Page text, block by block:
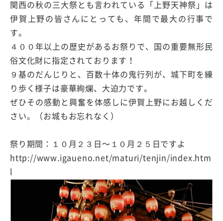
関西の秋の三大祭とも言われている「上野天神祭」は
伊賀上野の皆さんにとっても、年間で最大の行事で
す。
４００年以上の歴史があるお祭りで、国の重要無形民
俗文化財に指定されております！
９基のだんじりと、百数十体の鬼行列が、城下町を練
り歩く様子は豪華絢爛、大迫力です。
ぜひその感動と興奮を体感しに伊賀上野にお越しくだ
さい。（お城もお忘れなく）
祭り期間：１０月２３日〜１０月２５日ですよ
http://www.igaueno.net/maturi/tenjin/index.htm